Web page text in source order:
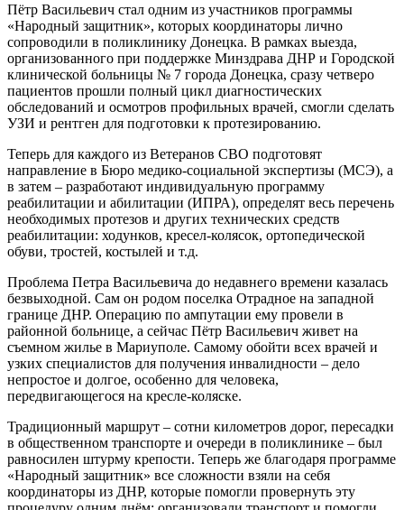
Пётр Васильевич стал одним из участников программы
«Народный защитник», которых координаторы лично
сопроводили в поликлинику Донецка. В рамках выезда,
организованного при поддержке Минздрава ДНР и Городской
клинической больницы № 7 города Донецка, сразу четверо
пациентов прошли полный цикл диагностических
обследований и осмотров профильных врачей, смогли сделать
УЗИ и рентген для подготовки к протезированию.
Теперь для каждого из Ветеранов СВО подготовят
направление в Бюро медико-социальной экспертизы (МСЭ), а
в затем – разработают индивидуальную программу
реабилитации и абилитации (ИПРА), определят весь перечень
необходимых протезов и других технических средств
реабилитации: ходунков, кресел-колясок, ортопедической
обуви, тростей, костылей и т.д.
Проблема Петра Васильевича до недавнего времени казалась
безвыходной. Сам он родом поселка Отрадное на западной
границе ДНР. Операцию по ампутации ему провели в
районной больнице, а сейчас Пётр Васильевич живет на
съемном жилье в Мариуполе. Самому обойти всех врачей и
узких специалистов для получения инвалидности – дело
непростое и долгое, особенно для человека,
передвигающегося на кресле-коляске.
Традиционный маршрут – сотни километров дорог, пересадки
в общественном транспорте и очереди в поликлинике – был
равносилен штурму крепости. Теперь же благодаря программе
«Народный защитник» все сложности взяли на себя
координаторы из ДНР, которые помогли провернуть эту